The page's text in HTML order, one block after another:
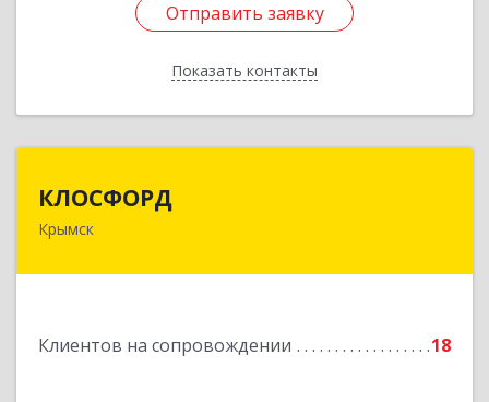
Отправить заявку
Показать контакты
Отправить заявку
Назад
КЛОСФОРД
Крымск
Клиентов на сопровождении 18
353380, Краснодарский край, Крымский р-н,